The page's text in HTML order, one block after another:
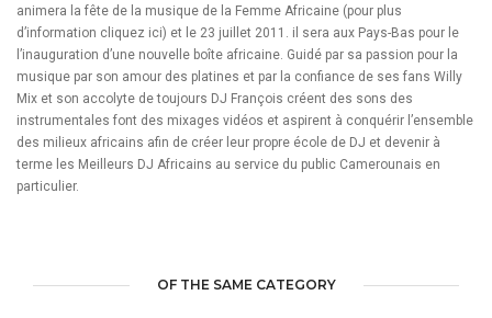
animera la fête de la musique de la Femme Africaine (pour plus
d’information cliquez ici) et le 23 juillet 2011. il sera aux Pays-Bas pour le
l’inauguration d’une nouvelle boîte africaine. Guidé par sa passion pour la
musique par son amour des platines et par la confiance de ses fans Willy
Mix et son accolyte de toujours DJ François créent des sons des
instrumentales font des mixages vidéos et aspirent à conquérir l’ensemble
des milieux africains afin de créer leur propre école de DJ et devenir à
terme les Meilleurs DJ Africains au service du public Camerounais en
particulier.
OF THE SAME CATEGORY